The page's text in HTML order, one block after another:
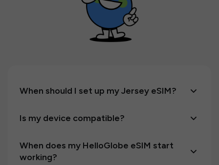
When should I set up my Jersey eSIM?
Is my device compatible?
When does my HelloGlobe eSIM start
working?